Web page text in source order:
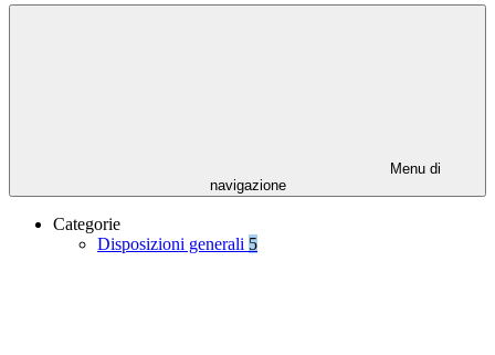
Menu di
navigazione
Categorie
Disposizioni generali 5